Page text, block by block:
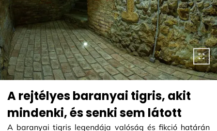
A rejtélyes baranyai tigris, akit
mindenki, és senki sem látott
A baranyai tigris legendája valóság és fikció határán